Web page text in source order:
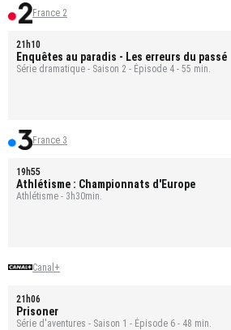
France 2
21h10
Enquêtes au paradis - Les erreurs du passé
Série dramatique - Saison 2 - Épisode 4 - 55 min.
France 3
19h55
Athlétisme : Championnats d'Europe
Athlétisme - 3h30min.
Canal+
21h06
Prisoner
Série d'aventures - Saison 1 - Épisode 6 - 48 min.